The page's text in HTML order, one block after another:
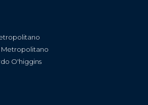
Metropolitano
O'higgins